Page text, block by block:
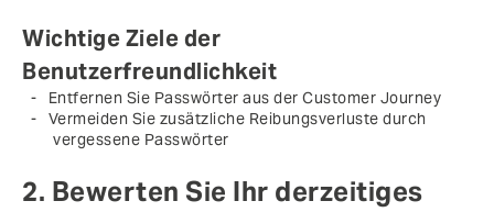
Wichtige Ziele der
Benutzerfreundlichkeit
Entfernen Sie Passwörter aus der Customer Journey
Vermeiden Sie zusätzliche Reibungsverluste durch
vergessene Passwörter
2. Bewerten Sie Ihr derzeitiges